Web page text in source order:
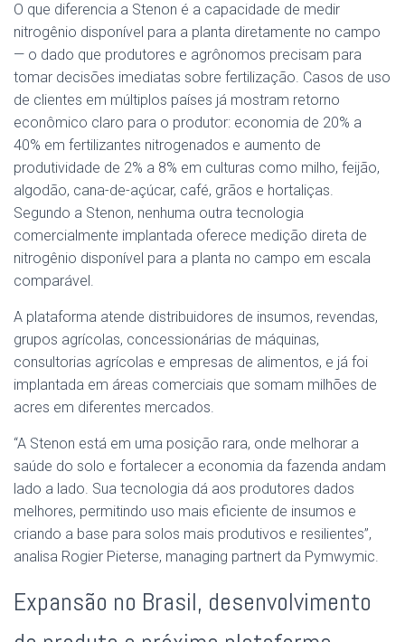
O que diferencia a Stenon é a capacidade de medir
nitrogênio disponível para a planta diretamente no campo
— o dado que produtores e agrônomos precisam para
tomar decisões imediatas sobre fertilização. Casos de uso
de clientes em múltiplos países já mostram retorno
econômico claro para o produtor: economia de 20% a
40% em fertilizantes nitrogenados e aumento de
produtividade de 2% a 8% em culturas como milho, feijão,
algodão, cana-de-açúcar, café, grãos e hortaliças.
Segundo a Stenon, nenhuma outra tecnologia
comercialmente implantada oferece medição direta de
nitrogênio disponível para a planta no campo em escala
comparável.
A plataforma atende distribuidores de insumos, revendas,
grupos agrícolas, concessionárias de máquinas,
consultorias agrícolas e empresas de alimentos, e já foi
implantada em áreas comerciais que somam milhões de
acres em diferentes mercados.
“A Stenon está em uma posição rara, onde melhorar a
saúde do solo e fortalecer a economia da fazenda andam
lado a lado. Sua tecnologia dá aos produtores dados
melhores, permitindo uso mais eficiente de insumos e
criando a base para solos mais produtivos e resilientes”,
analisa Rogier Pieterse, managing partnert da Pymwymic.
Expansão no Brasil, desenvolvimento